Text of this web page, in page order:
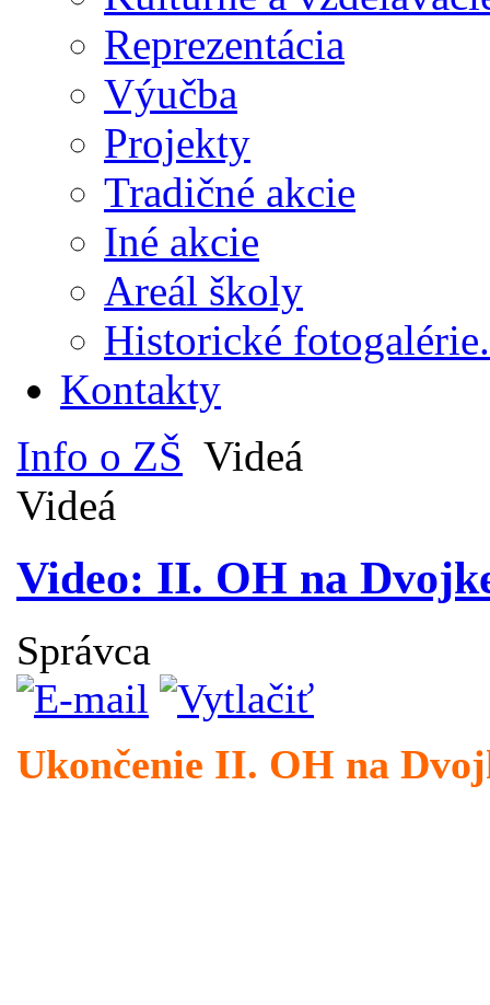
Reprezentácia
Výučba
Projekty
Tradičné akcie
Iné akcie
Areál školy
Historické
Kontakty
Info o ZŠ Videá
Videá
Video: II. OH na
Správca
Ukončenie II. OH na